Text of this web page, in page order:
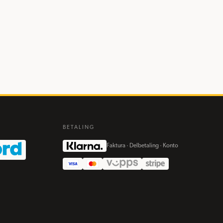
BETALING
Faktura · Delbetaling · Konto